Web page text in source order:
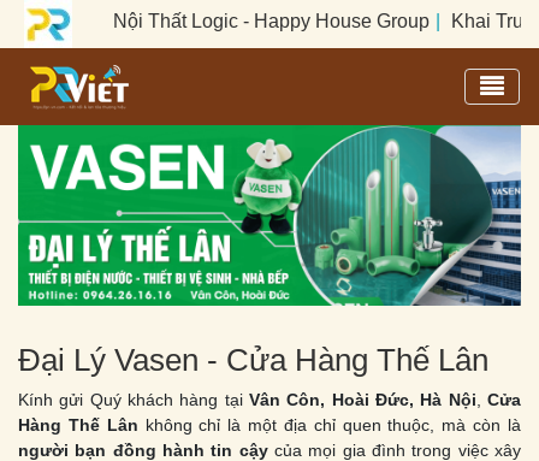
- Happy House Group | Khai Trương Plumeria Spa Việt
Đại Lý Vasen - Cửa Hàng Thế Lân
Kính gửi Quý khách hàng tại Vân Côn, Hoài Đức, Hà Nội ,Cửa
Hàng Thế Lân không chỉ là một địa chỉ quen thuộc, mà còn là
người bạn đồng hành tin cậycủa mọi gia đình trong việc xây